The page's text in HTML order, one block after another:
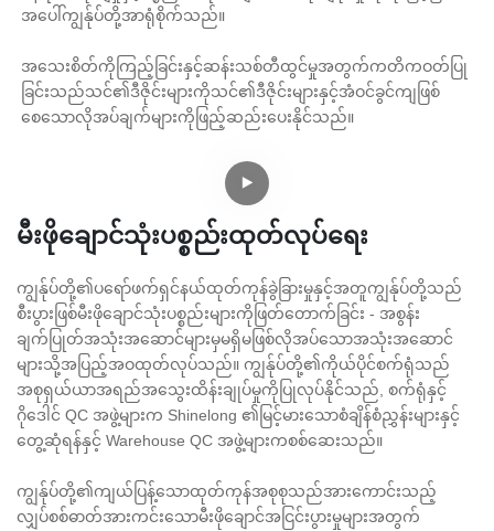
အပေါ်ကျွန်ုပ်တို့အာရုံစိုက်သည်။
အသေးစိတ်ကိုကြည့်ခြင်းနှင့်ဆန်းသစ်တီထွင်မှုအတွက်ကတိကဝတ်ပြု
ခြင်းသည်သင်၏ဒီဇိုင်းများကိုသင်၏ဒီဇိုင်းများနှင့်အံဝင်ခွင်ကျဖြစ်
စေသောလိုအပ်ချက်များကိုဖြည့်ဆည်းပေးနိုင်သည်။
မီးဖိုချောင်သုံးပစ္စည်းထုတ်လုပ်ရေး
ကျွန်ုပ်တို့၏ပရော်ဖက်ရှင်နယ်ထုတ်ကုန်ခွဲခြားမှုနှင့်အတူကျွန်ုပ်တို့သည်
စီးပွားဖြစ်မီးဖိုချောင်သုံးပစ္စည်းများကိုဖြတ်တောက်ခြင်း - အစွန်း
ချက်ပြုတ်အသုံးအဆောင်များမှမရှိမဖြစ်လိုအပ်သောအသုံးအဆောင်
များသို့အပြည့်အဝထုတ်လုပ်သည်။ ကျွန်ုပ်တို့၏ကိုယ်ပိုင်စက်ရုံသည်
အစုရှယ်ယာအရည်အသွေးထိန်းချုပ်မှုကိုပြုလုပ်နိုင်သည်, စက်ရုံနှင့်
ဂိုဒေါင် QC အဖွဲ့များက Shinelong ၏မြင့်မားသောစံချိန်စံညွှန်းများနှင့်
တွေ့ဆုံရန်နှင့် Warehouse QC အဖွဲ့များကစစ်ဆေးသည်။
ကျွန်ုပ်တို့၏ကျယ်ပြန့်သောထုတ်ကုန်အစုစုသည်အားကောင်းသည့်
လျှပ်စစ်ဓာတ်အားကင်းသောမီးဖိုချောင်အငြင်းပွားမှုများအတွက်